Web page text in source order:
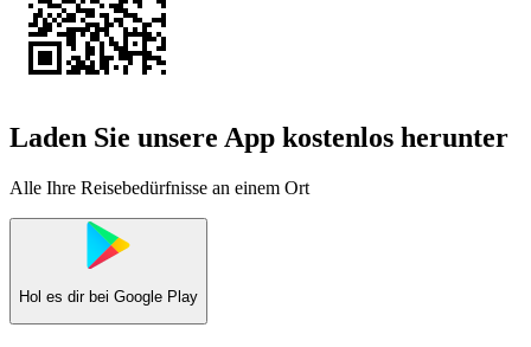
Laden Sie unsere App kostenlos herunter
Alle Ihre Reisebedürfnisse an einem Ort
Hol es dir bei Google Play